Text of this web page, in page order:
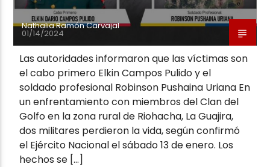
Nathalia Ramón Carvajal
01/14/2024
Las autoridades informaron que las víctimas son
el cabo primero Elkin Campos Pulido y el
soldado profesional Robinson Pushaina Uriana En
un enfrentamiento con miembros del Clan del
Golfo en la zona rural de Riohacha, La Guajira,
dos militares perdieron la vida, según confirmó
el Ejército Nacional el sábado 13 de enero. Los
hechos se […]